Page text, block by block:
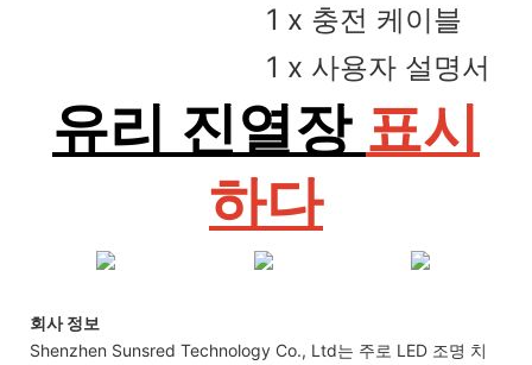
1 x 충전 케이블
1 x 사용자 설명서
유리 진열장 표시
하다
회사 정보
Shenzhen Sunsred Technology Co., Ltd는 주로 LED 조명 치